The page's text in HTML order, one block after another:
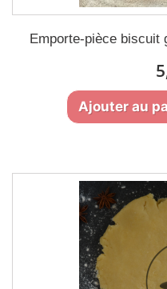
Emporte-pièce biscuit
Ajouter au